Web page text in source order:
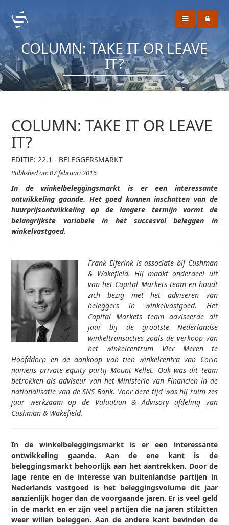
COLUMN: TAKE IT OR LEAVE
IT?
COLUMN: TAKE IT OR LEAVE
IT?
EDITIE: 22.1 - BELEGGERSMARKT
Published on: 07 februari 2016
In de winkelbeleggingsmarkt is er een interessante
ontwikkeling gaande. Het goed kunnen inschatten van de
huurprijsontwikkeling op de langere termijn vormt de
belangrijkste variabele in het succesvol beleggen in
winkelvastgoed.
Frank Elferink is associate bij Cushman
& Wakefield. Hij maakt onderdeel uit
van het Capital Markets team en houdt
zich bezig met het adviseren van
beleggers in winkelvastgoed. Het
Capital Markets team adviseerde dit
jaar bij de grootste Nederlandse
winkeltransacties zoals de verkoop van
het winkelcentrum Vier Meren te
Hoofddorp en de aankoop van tien winkelcentra van Corio
namens private equity partij Mount Kellet. Ook was dit team
betrokken als adviseur van het Ministerie van Financiën in de
nationalisatie van de SNS Bank. Voor deze tijd was hij ruim zes
jaar werkzaam op de Valuation & Advisory afdeling van
Cushman & Wakefield.
In de winkelbeleggingsmarkt is er een interessante
ontwikkeling gaande. Aan de ene kant is de
beleggingsmarkt behoorlijk aan het aantrekken. Door de
lage rente en de interesse van buitenlandse partijen in
Nederlands vastgoed is het beleggingsvolume dit jaar
aanzienlijk hoger dan de voorgaande jaren. Er is veel geld
in de markt en er zijn veel partijen die na jaren stilzitten
weer willen beleggen. Aan de andere kant bevinden de